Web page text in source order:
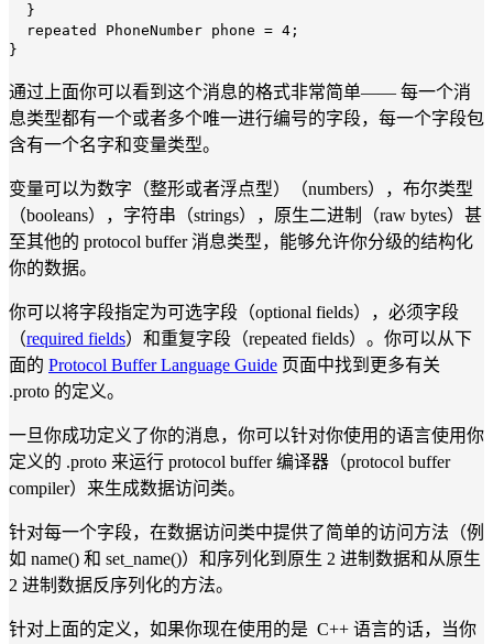
}
repeated PhoneNumber phone = 4 ;
}
通过上面你可以看到这个消息的格式非常简单—— 每一个消
息类型都有一个或者多个唯一进行编号的字段，每一个字段包
含有一个名字和变量类型。
变量可以为数字（整形或者浮点型）（numbers），布尔类型
（booleans），字符串（strings），原生二进制（raw bytes）甚
至其他的 protocol buffer 消息类型，能够允许你分级的结构化
你的数据。
你可以将字段指定为可选字段（optional fields），必须字段
（required fields）和重复字段（repeated fields）。你可以从下
面的 Protocol Buffer Language Guide 页面中找到更多有关
.proto 的定义。
一旦你成功定义了你的消息，你可以针对你使用的语言使用你
定义的 .proto 来运行 protocol buffer 编译器（protocol buffer
compiler）来生成数据访问类。
针对每一个字段，在数据访问类中提供了简单的访问方法（例
如 name() 和 set_name()）和序列化到原生 2 进制数据和从原生
2 进制数据反序列化的方法。
针对上面的定义，如果你现在使用的是 C++ 语言的话，当你